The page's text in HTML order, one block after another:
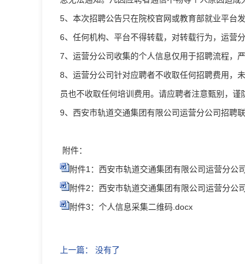
5、本次招聘公告只在院校官网或教育部就业平台
6、任何机构、平台不得转载，对转载行为，运营
7、运营分公司收集的个人信息仅用于招聘流程，
8、运营分公司针对应聘者不收取任何招聘费用，
员也不收取任何培训费用。请应聘者注意甄别，谨
9、西安市轨道交通集团有限公司运营分公司招聘联
附件：
附件1：西安市轨道交通集团有限公司运营分公
附件2：西安市轨道交通集团有限公司运营分公
附件3：个人信息采集二维码.docx
上一篇： 没有了